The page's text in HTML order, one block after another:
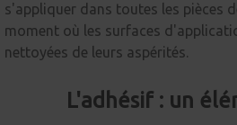
s'appliquer dans toutes les pièces
moment où les surfaces
nettoyées de leurs aspérités.
L'adhésif : un